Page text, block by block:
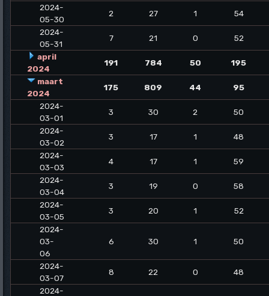
2024-
05-30
2 27 1
54
2024-
05-31
7 21 0
52
april
2024
191 784 50
195
maart
2024
175 809 44
95
2024-
03-01
3 30 2
50
2024-
03-02
3 17 1
48
2024-
03-03
4 17 1
59
2024-
03-04
3 19 0
58
2024-
03-05
3 20 1
52
2024-
03-
06
6 30 1 50
2024-
03-07
8 22 0
48
2024-